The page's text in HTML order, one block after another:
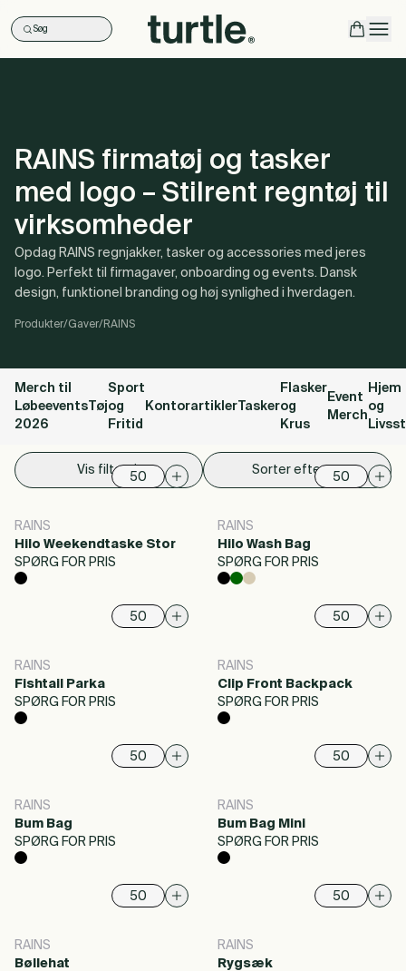
Søg
RAINS firmatøj og tasker
med logo – Stilrent regntøj til
virksomheder
Opdag RAINS regnjakker, tasker og accessories med jeres
logo. Perfekt til firmagaver, onboarding og events. Dansk
design, funktionel branding og høj synlighed i hverdagen.
Produkter/Gaver/ RAINS
Merch til
Løbeevents
2026
Tøj
Sport
og
Fritid
Kontorartikler Tasker
Flasker
og
Krus
Event
Merch
Hjem
og
Vis filter Sorter efter
RAINS
Hilo Weekendtaske Stor
SPØRG FOR PRIS
RAINS
Hilo Wash Bag
SPØRG FOR PRIS
RAINS
Fishtail Parka
SPØRG FOR PRIS
RAINS
Clip Front Backpack
SPØRG FOR PRIS
RAINS
Bum Bag
SPØRG FOR PRIS
RAINS
Bum Bag Mini
SPØRG FOR PRIS
RAINS
Bøllehat
RAINS
Rygsæk